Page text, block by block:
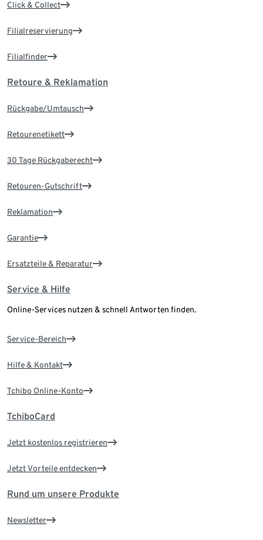
Click & Collect
Filialreservierung
Filialfinder
Retoure & Reklamation
Rückgabe/Umtausch
Retourenetikett
30 Tage Rückgaberecht
Retouren-Gutschrift
Reklamation
Garantie
Ersatzteile & Reparatur
Service & Hilfe
Online-Services nutzen & schnell Antworten finden.
Service-Bereich
Hilfe & Kontakt
Tchibo Online-Konto
TchiboCard
Jetzt kostenlos registrieren
Jetzt Vorteile entdecken
Rund um unsere Produkte
Newsletter